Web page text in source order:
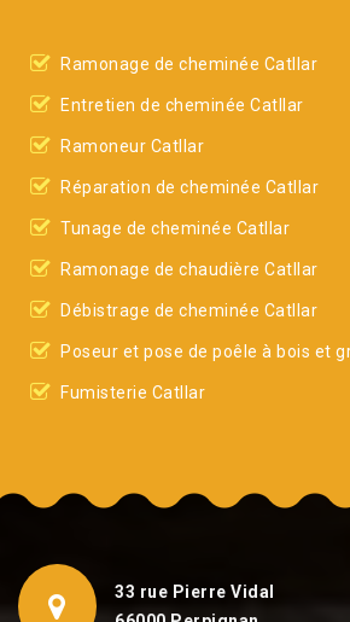
Ramonage de cheminée Catllar
Entretien de cheminée Catllar
Ramoneur Catllar
Réparation de cheminée Catllar
Tunage de cheminée Catllar
Ramonage de chaudière Catllar
Débistrage de cheminée Catllar
Poseur et pose de poêle à bois et
Fumisterie Catllar
33 rue Pierre Vidal